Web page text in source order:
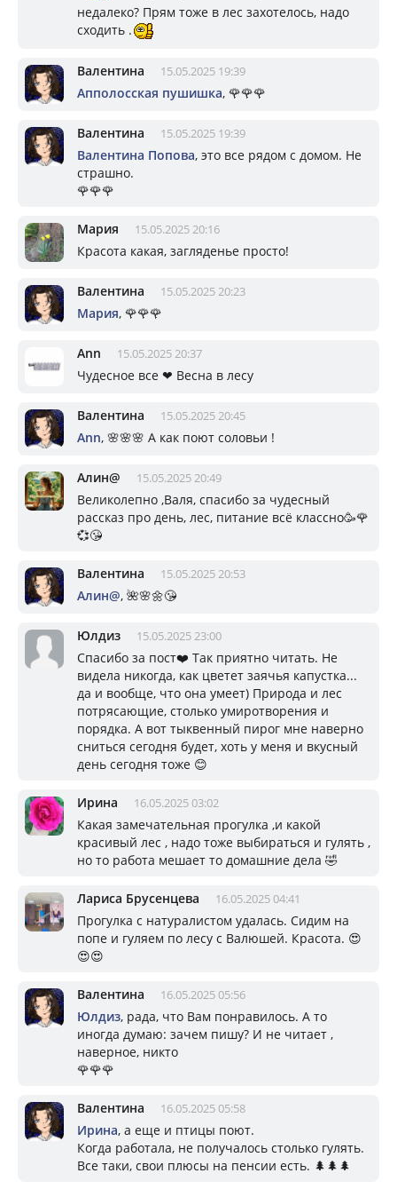
недалеко? Прям тоже в лес захотелось, надо
сходить .
Валентина 15.05.2025 19:39
Апполосская пушишка, 🌹🌹🌹
Валентина 15.05.2025 19:39
Валентина Попова, это все рядом с домом. Не
страшно.
🌹🌹🌹
Мария 15.05.2025 20:16
Красота какая, загляденье просто!
Валентина 15.05.2025 20:23
Мария, 🌹🌹🌹
Ann 15.05.2025 20:37
Чудесное все ❤ Весна в лесу
Валентина 15.05.2025 20:45
Ann, 🌸🌸🌸 А как поют соловьи !
Алин@ 15.05.2025 20:49
Великолепно ,Валя, спасибо за чудесный
рассказ про день, лес, питание всё классно🥳🌹
💞😘
Валентина 15.05.2025 20:53
Алин@, 🌺🌸🌼😘
Юлдиз 15.05.2025 23:00
Спасибо за пост❤️ Так приятно читать. Не
видела никогда, как цветет заячья капустка...
да и вообще, что она умеет) Природа и лес
потрясающие, столько умиротворения и
порядка. А вот тыквенный пирог мне наверно
сниться сегодня будет, хоть у меня и вкусный
день сегодня тоже 😊
Ирина 16.05.2025 03:02
Какая замечательная прогулка ,и какой
красивый лес , надо тоже выбираться и гулять ,
но то работа мешает то домашние дела 🤣
Лариса Брусенцева 16.05.2025 04:41
Прогулка с натуралистом удалась. Сидим на
попе и гуляем по лесу с Валюшей. Красота. 😍
😍😍
Валентина 16.05.2025 05:56
Юлдиз, рада, что Вам понравилось. А то
иногда думаю: зачем пишу? И не читает ,
наверное, никто
🌹🌹🌹
Валентина 16.05.2025 05:58
Ирина, а еще и птицы поют.
Когда работала, не получалось столько гулять.
Все таки, свои плюсы на пенсии есть. 🌲🌲🌲